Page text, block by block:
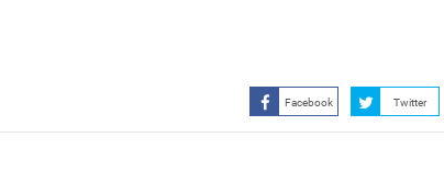
Facebook Twitter